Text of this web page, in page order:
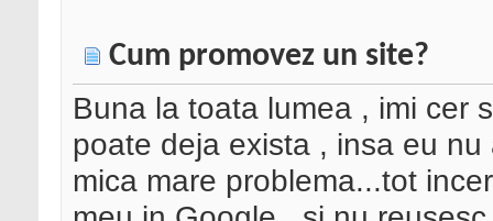
Cum promovez un site?
Buna la toata lumea , imi cer
poate deja exista , insa eu
mica mare problema...tot